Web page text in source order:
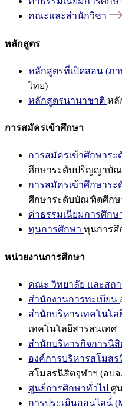
คณะและสำนักวิชา
หลักสูตร
หลักสูตรที่เปิดสอน (ภา
ไทย)
หลักสูตรนานาชาติ หลั
การสมัครเข้าศึกษา
การสมัครเข้าศึกษา
ศึกษาระดับปริญญาบั
การสมัครเข้าศึกษาร
ศึกษาระดับบัณฑิตศึกษ
ค่าธรรมเนียมการศึกษ
ทุนการศึกษา ทุนการศึ
หน่วยงานการศึกษา
คณะ วิทยาลัย และสถ
สำนักงานการทะเบียน
สำนักบริหารเทคโนโล
เทคโนโลยีสารสนเทศ
สำนักบริหารกิจการนิสิ
องค์การบริหารสโมสร
สโมสรนิสิตจุฬาฯ (อบจ
ศูนย์การศึกษาทั่วไป ศู
การประเมินออนไลน์